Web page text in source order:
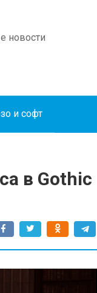
новости
и софт
в Gothic